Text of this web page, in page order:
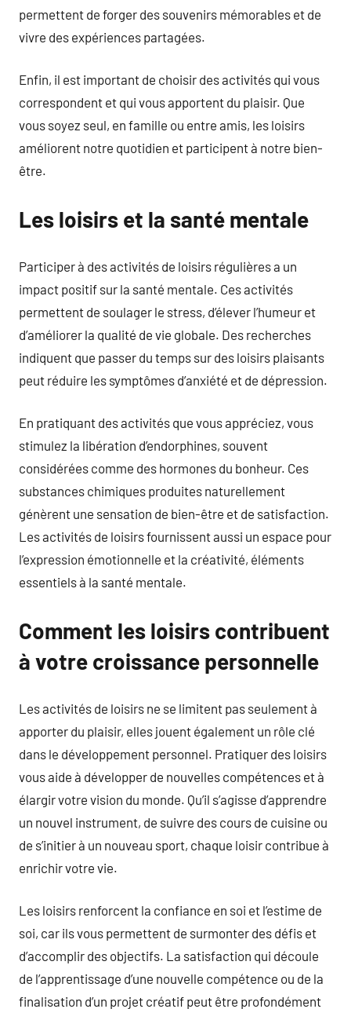
permettent de forger des souvenirs mémorables et de
vivre des expériences partagées.
Enfin, il est important de choisir des activités qui vous
correspondent et qui vous apportent du plaisir. Que
vous soyez seul, en famille ou entre amis, les loisirs
améliorent notre quotidien et participent à notre bien-
être.
Les loisirs et la santé mentale
Participer à des activités de loisirs régulières a un
impact positif sur la santé mentale. Ces activités
permettent de soulager le stress, d’élever l’humeur et
d’améliorer la qualité de vie globale. Des recherches
indiquent que passer du temps sur des loisirs plaisants
peut réduire les symptômes d’anxiété et de dépression.
En pratiquant des activités que vous appréciez, vous
stimulez la libération d’endorphines, souvent
considérées comme des hormones du bonheur. Ces
substances chimiques produites naturellement
génèrent une sensation de bien-être et de satisfaction.
Les activités de loisirs fournissent aussi un espace pour
l’expression émotionnelle et la créativité, éléments
essentiels à la santé mentale.
Comment les loisirs contribuent
à votre croissance personnelle
Les activités de loisirs ne se limitent pas seulement à
apporter du plaisir, elles jouent également un rôle clé
dans le développement personnel. Pratiquer des loisirs
vous aide à développer de nouvelles compétences et à
élargir votre vision du monde. Qu’il s’agisse d’apprendre
un nouvel instrument, de suivre des cours de cuisine ou
de s’initier à un nouveau sport, chaque loisir contribue à
enrichir votre vie.
Les loisirs renforcent la confiance en soi et l’estime de
soi, car ils vous permettent de surmonter des défis et
d’accomplir des objectifs. La satisfaction qui découle
de l’apprentissage d’une nouvelle compétence ou de la
finalisation d’un projet créatif peut être profondément